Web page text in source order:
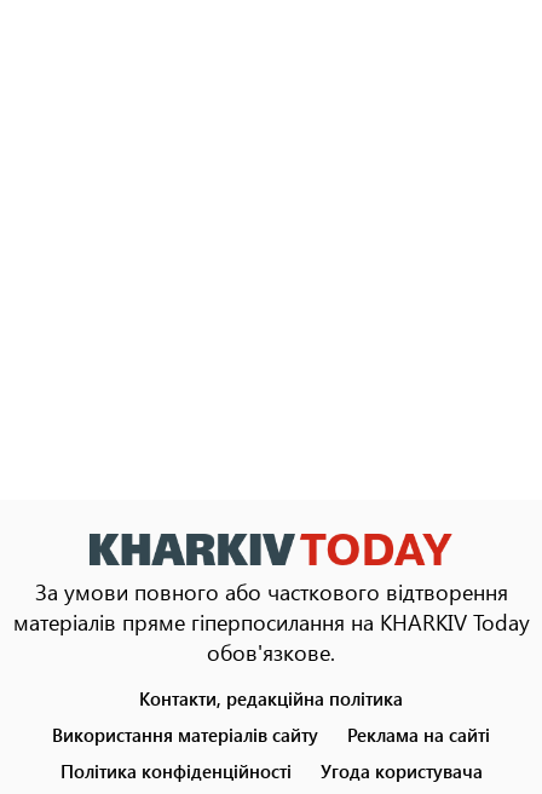
За умови повного або часткового відтворення
матеріалів пряме гіперпосилання на KHARKIV Today
обов'язкове.
menu
Контакти, редакційна політика
Використання матеріалів сайту
Реклама на сайті
Політика конфіденційності
Угода користувача